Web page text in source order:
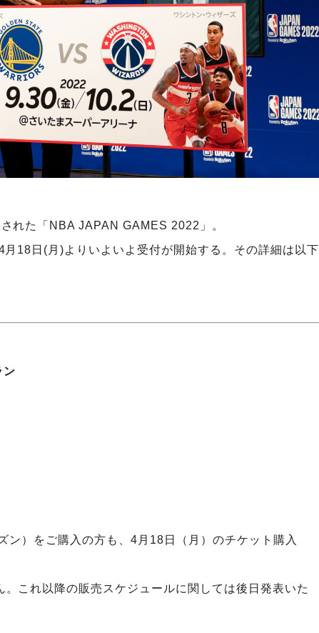
れた「NBA JAPAN GAMES 2022」。
18日(月)よりいよいよ受付が開始する。その詳細は以下
ン
）をご購入の方も、4月18日（月）のチケット購入
これ以降の販売スケジュールに関しては後日発表いた